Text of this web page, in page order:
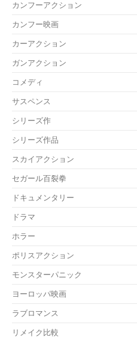
カンフーアクション
カンフー映画
カーアクション
ガンアクション
コメディ
サスペンス
シリーズ作
シリーズ作品
スカイアクション
セガール百裂拳
ドキュメンタリー
ドラマ
ホラー
ポリスアクション
モンスターパニック
ヨーロッパ映画
ラブロマンス
リメイク比較